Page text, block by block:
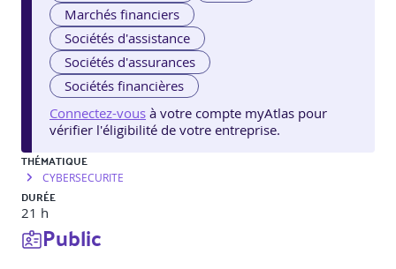
Marchés financiers
Sociétés d'assistance
Sociétés d'assurances
Sociétés financières
Connectez-vous à votre compte myAtlas pour
vérifier l'éligibilité de votre entreprise.
THÉMATIQUE
CYBERSECURITE
DURÉE
21 h
Public